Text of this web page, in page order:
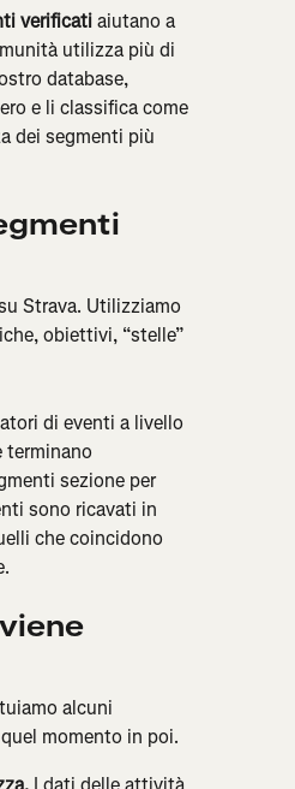
verificati aiutano a
utilizza più di
database,
e li classifica come
dei segmenti più
Strava. Utilizziamo
obiettivi, “stelle”
di eventi a livello
terminano
sezione per
sono ricavati in
che coincidono
alcuni
momento in poi.